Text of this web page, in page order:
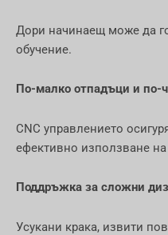
Дори начинаещ може да
обучение.
По-малко отпадъци и по-
CNC управлението
ефективно използване
Поддръжка за сложни
Усукани крака, извити